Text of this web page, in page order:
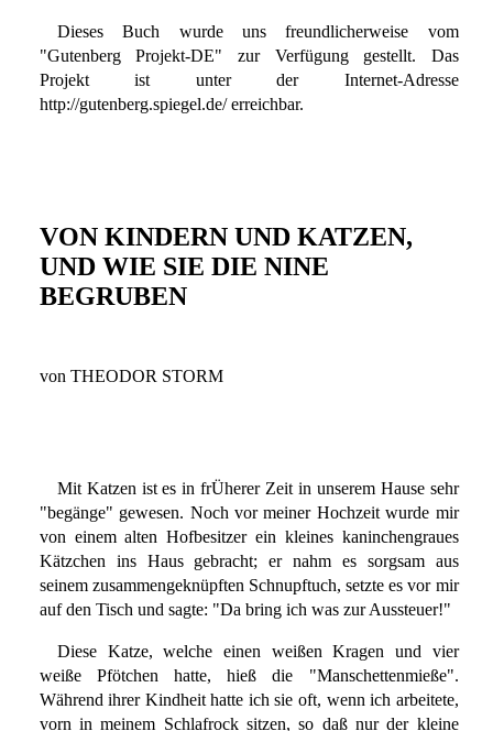
Dieses Buch wurde uns freundlicherweise vom
"Gutenberg Projekt-DE" zur Verfügung gestellt. Das
Projekt ist unter der Internet-Adresse
http://gutenberg.spiegel.de/ erreichbar.
VON KINDERN UND KATZEN,
UND WIE SIE DIE NINE
BEGRUBEN
von THEODOR STORM
Mit Katzen ist es in frÜherer Zeit in unserem Hause sehr
"begänge" gewesen. Noch vor meiner Hochzeit wurde mir
von einem alten Hofbesitzer ein kleines kaninchengraues
Kätzchen ins Haus gebracht; er nahm es sorgsam aus
seinem zusammengeknüpften Schnupftuch, setzte es vor mir
auf den Tisch und sagte: "Da bring ich was zur Aussteuer!"
Diese Katze, welche einen weißen Kragen und vier
weiße Pfötchen hatte, hieß die "Manschettenmieße".
Während ihrer Kindheit hatte ich sie oft, wenn ich arbeitete,
vorn in meinem Schlafrock sitzen, so daß nur der kleine